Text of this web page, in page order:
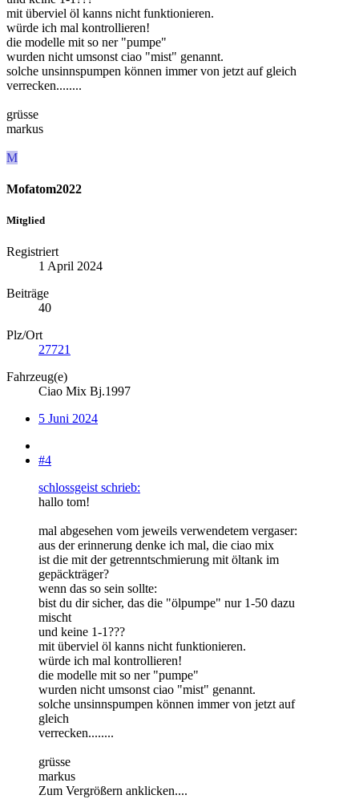
mit überviel öl kanns nicht funktionieren.
würde ich mal kontrollieren!
die modelle mit so ner "pumpe"
wurden nicht umsonst ciao "mist" genannt.
solche unsinnspumpen können immer von jetzt auf gleich
verrecken........
grüsse
markus
M
Mofatom2022
Mitglied
Registriert
1 April 2024
Beiträge
40
Plz/Ort
27721
Fahrzeug(e)
Ciao Mix Bj.1997
5 Juni 2024
#4
schlossgeist schrieb:
hallo tom!
mal abgesehen vom jeweils verwendetem vergaser:
aus der erinnerung denke ich mal, die ciao mix
ist die mit der getrenntschmierung mit öltank im
gepäckträger?
wenn das so sein sollte:
bist du dir sicher, das die "ölpumpe" nur 1-50 dazu
mischt
und keine 1-1???
mit überviel öl kanns nicht funktionieren.
würde ich mal kontrollieren!
die modelle mit so ner "pumpe"
wurden nicht umsonst ciao "mist" genannt.
solche unsinnspumpen können immer von jetzt auf
gleich
verrecken........
grüsse
markus
Zum Vergrößern anklicken....